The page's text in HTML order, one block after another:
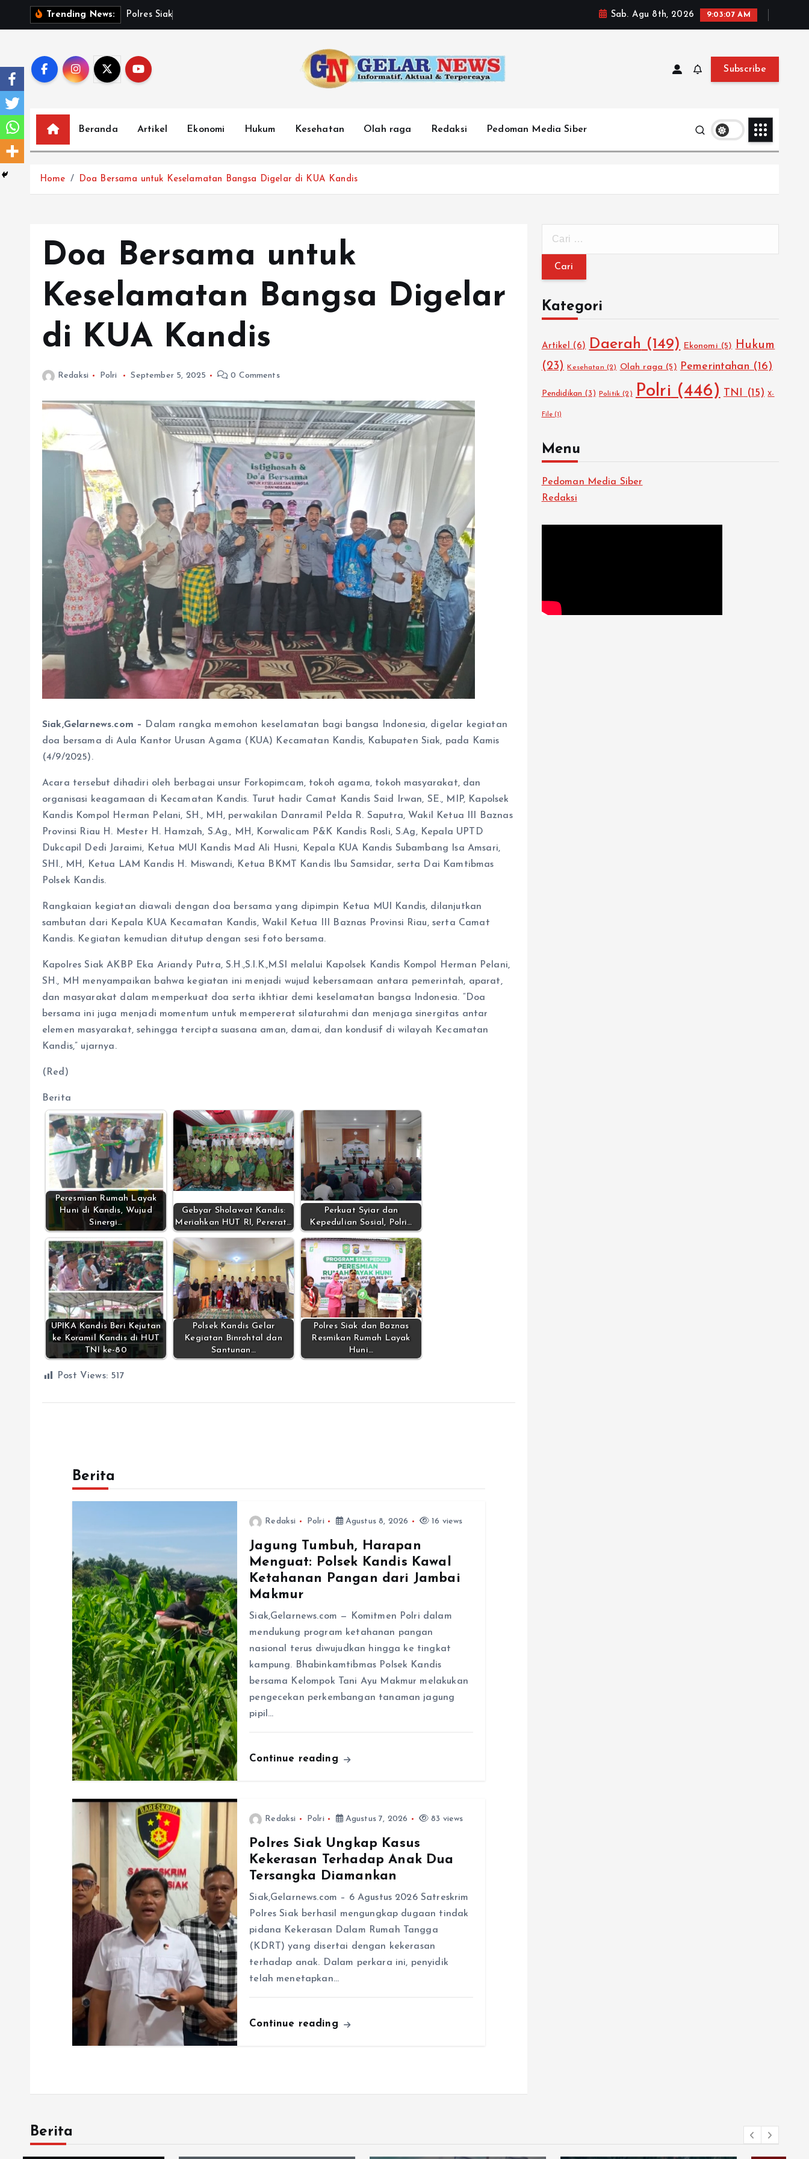
n
e
Trending News: Po res Sia k Sab. Agu 8th, 2026 9:03:08 AM
Subscribe
Beranda Artikel Ekonomi Hukum Kesehatan Olah raga Redaksi Pedoman Media Siber
Home Doa Bersama untuk Keselamatan Bangsa Digelar di KUA Kandis
Doa Bersama untuk
Keselamatan Bangsa Digelar
di KUA Kandis
Redaksi Polri September 5, 2025 0 Comments
Siak,Gelarnews.com – Dalam rangka memohon keselamatan bagi bangsa Indonesia, digelar kegiatan
doa bersama di Aula Kantor Urusan Agama (KUA) Kecamatan Kandis, Kabupaten Siak, pada Kamis
(4/9/2025).
Acara tersebut dihadiri oleh berbagai unsur Forkopimcam, tokoh agama, tokoh masyarakat, dan
organisasi keagamaan di Kecamatan Kandis. Turut hadir Camat Kandis Said Irwan, SE., MIP, Kapolsek
Kandis Kompol Herman Pelani, SH., MH, perwakilan Danramil Pelda R. Saputra, Wakil Ketua III Baznas
Provinsi Riau H. Mester H. Hamzah, S.Ag., MH, Korwalicam P&K Kandis Rosli, S.Ag, Kepala UPTD
Dukcapil Dedi Jaraimi, Ketua MUI Kandis Mad Ali Husni, Kepala KUA Kandis Subambang Isa Amsari,
SHI., MH, Ketua LAM Kandis H. Miswandi, Ketua BKMT Kandis Ibu Samsidar, serta Dai Kamtibmas
Polsek Kandis.
Rangkaian kegiatan diawali dengan doa bersama yang dipimpin Ketua MUI Kandis, dilanjutkan
sambutan dari Kepala KUA Kecamatan Kandis, Wakil Ketua III Baznas Provinsi Riau, serta Camat
Kandis. Kegiatan kemudian ditutup dengan sesi foto bersama.
Kapolres Siak AKBP Eka Ariandy Putra, S.H.,S.I.K.,M.SI melalui Kapolsek Kandis Kompol Herman Pelani,
SH., MH menyampaikan bahwa kegiatan ini menjadi wujud kebersamaan antara pemerintah, aparat,
dan masyarakat dalam memperkuat doa serta ikhtiar demi keselamatan bangsa Indonesia. “Doa
bersama ini juga menjadi momentum untuk mempererat silaturahmi dan menjaga sinergitas antar
elemen masyarakat, sehingga tercipta suasana aman, damai, dan kondusif di wilayah Kecamatan
Kandis,” ujarnya.
(Red)
Berita
Peresmian Rumah Layak
Huni di Kandis, Wujud
Sinergi…
Gebyar Sholawat Kandis:
Meriahkan HUT RI, Pererat…
Perkuat Syiar dan
Kepedulian Sosial, Polri…
UPIKA Kandis Beri Kejutan
ke Koramil Kandis di HUT
TNI ke-80
Polsek Kandis Gelar
Kegiatan Binrohtal dan
Santunan…
Polres Siak dan Baznas
Resmikan Rumah Layak
Huni…
Post Views: 517
Berita
Redaksi Polri Agustus 8, 2026 16 views
Jagung Tumbuh, Harapan
Menguat: Polsek Kandis Kawal
Ketahanan Pangan dari Jambai
Makmur
Siak,Gelarnews.com — Komitmen Polri dalam
mendukung program ketahanan pangan
nasional terus diwujudkan hingga ke tingkat
kampung. Bhabinkamtibmas Polsek Kandis
bersama Kelompok Tani Ayu Makmur melakukan
pengecekan perkembangan tanaman jagung
pipil…
Continue reading
Redaksi Polri Agustus 7, 2026 83 views
Polres Siak Ungkap Kasus
Kekerasan Terhadap Anak Dua
Tersangka Diamankan
Siak,Gelarnews.com – 6 Agustus 2026 Satreskrim
Polres Siak berhasil mengungkap dugaan tindak
pidana Kekerasan Dalam Rumah Tangga
(KDRT) yang disertai dengan kekerasan
terhadap anak. Dalam perkara ini, penyidik
telah menetapkan…
Continue reading
i
n
u
k
Kategori
Artikel (6) Daerah (149) Ekonomi (5) Hukum
(23)
Kesehatan (2) Olah raga (5) Pemerintahan (16)
Pendidikan (3) Politik (2) Polri (446) TNI (15) X-
File (1)
Menu
Pedoman Media Siber
Redaksi
Berita